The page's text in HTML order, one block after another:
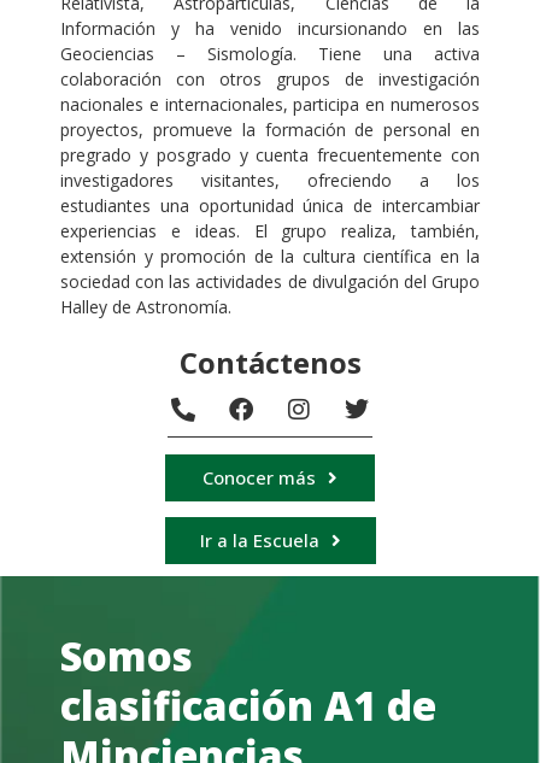
Información y ha venido incursionando en las
Geociencias – Sismología. Tiene una activa
colaboración con otros grupos de investigación
nacionales e internacionales, participa en numerosos
proyectos, promueve la formación de personal en
pregrado y posgrado y cuenta frecuentemente con
investigadores visitantes, ofreciendo a los
estudiantes una oportunidad única de intercambiar
experiencias e ideas. El grupo realiza, también,
extensión y promoción de la cultura científica en la
sociedad con las actividades de divulgación del Grupo
Halley de Astronomía.
Contáctenos
Conocer más
Ir a la Escuela
Somos
clasificación A1 de